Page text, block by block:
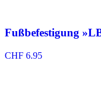
Fußbefestigung
CHF 6.95